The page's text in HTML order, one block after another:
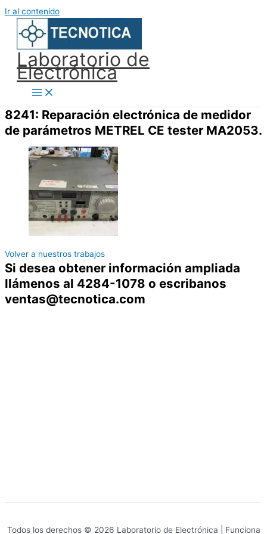
Ir al contenido
Laboratorio de
Electrónica
8241: Reparación electrónica de medidor
de parámetros METREL CE tester MA2053.
Volver a nuestros trabajos
Si desea obtener información ampliada
llámenos al 4284-1078 o escribanos
ventas@tecnotica.com
Todos los derechos © 2026 Laboratorio de Electrónica | Funciona